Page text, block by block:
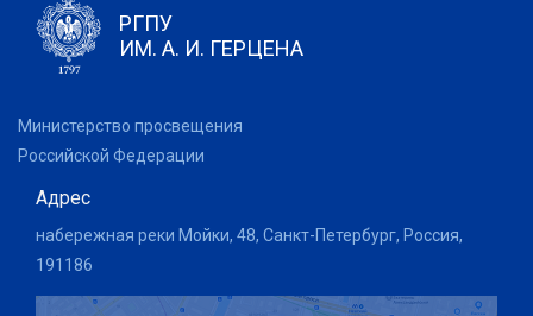
РГПУ
ИМ. А. И. ГЕРЦЕНА
Министерство просвещения
Российской Федерации
Адрес
набережная реки Мойки, 48, Санкт-Петербург, Россия,
191186